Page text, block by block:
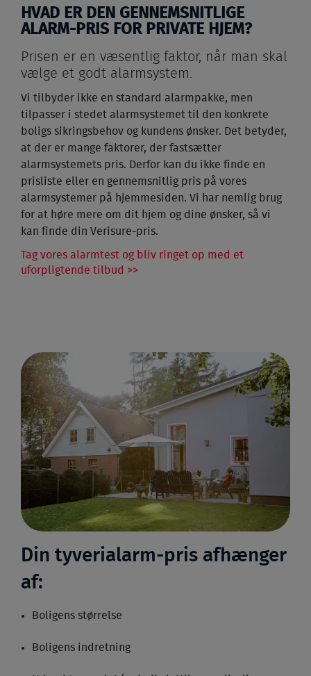
HVAD ER DEN GENNEMSNITLIGE
ALARM-PRIS FOR PRIVATE HJEM?
Prisen er en væsentlig faktor, når man skal
vælge et godt alarmsystem.
Vi tilbyder ikke en standard alarmpakke, men
tilpasser i stedet alarmsystemet til den konkrete
boligs sikringsbehov og kundens ønsker. Det betyder,
at der er mange faktorer, der fastsætter
alarmsystemets pris. Derfor kan du ikke finde en
prisliste eller en gennemsnitlig pris på vores
alarmsystemer på hjemmesiden. Vi har nemlig brug
for at høre mere om dit hjem og dine ønsker, så vi
kan finde din Verisure-pris.
Tag vores alarmtest og bliv ringet op med et
uforpligtende tilbud >>
Din tyverialarm-pris afhænger
af:
Boligens størrelse
Boligens indretning